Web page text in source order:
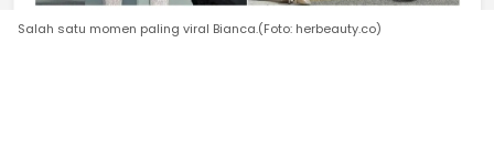
Salah satu momen paling viral Bianca.(Foto: herbeauty.co)